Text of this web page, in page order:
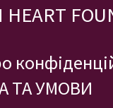
HEART
ТА УМОВИ